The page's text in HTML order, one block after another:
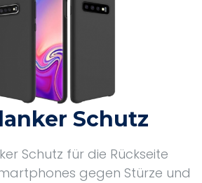
Schutz
Schutz für die Rückseite
gegen Stürze und